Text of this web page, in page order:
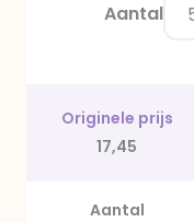
Aantal
Originele prijs
17,45
Aantal